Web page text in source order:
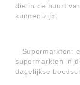
die in de buurt
kunnen zijn:
– Supermarkten:
supermarkten in
dagelijkse